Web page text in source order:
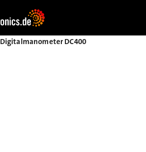
Digitalmanometer DC400